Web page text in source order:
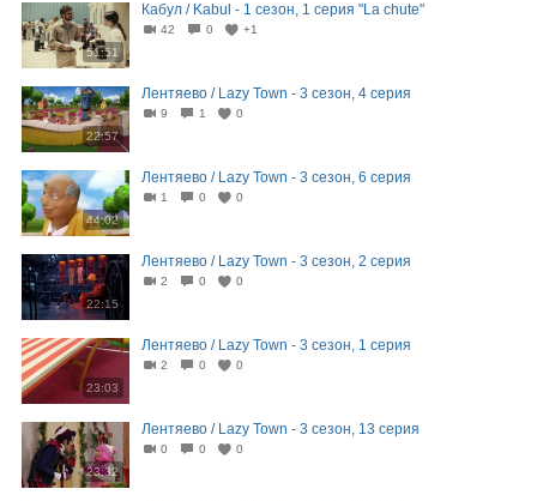
51:51
Кабул / Kabul - 1 сезон, 1 серия "La chute"
42 0 +1
22:57
Лентяево / Lazy Town - 3 сезон, 4 серия
9 1 0
44:02
Лентяево / Lazy Town - 3 сезон, 6 серия
1 0 0
22:15
Лентяево / Lazy Town - 3 сезон, 2 серия
2 0 0
23:03
Лентяево / Lazy Town - 3 сезон, 1 серия
2 0 0
23:32
Лентяево / Lazy Town - 3 сезон, 13 серия
0 0 0